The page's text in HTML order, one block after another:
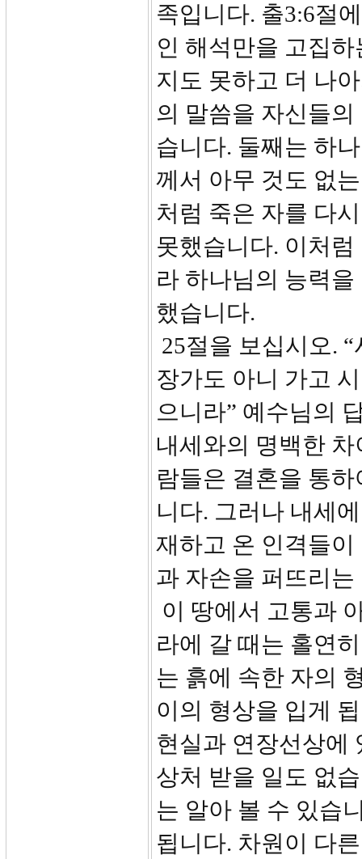
족입니다. 출3:6절
인 해석만을 고집
지도 못하고 더 나
의 말씀을 자신들
습니다. 둘째는 하
께서 아무 것도 없
처럼 죽은 자를 다
못했습니다. 이처
라 하나님의 능력
했습니다.
25절을 보십시오.
장가도 아니 가고
으니라” 예수님의
내세와의 명백한
람들은 결혼을 통
니다. 그러나 내세
재하고 온 인격들
과 자손을 퍼뜨리
이 땅에서 고통과
라에 갈 때는 홀연
는 흙에 속한 자의
이의 형상을 입게
현실과 연장선상에
상처 받을 일도 없
는 알아 볼 수 있습
됩니다. 차원이 다